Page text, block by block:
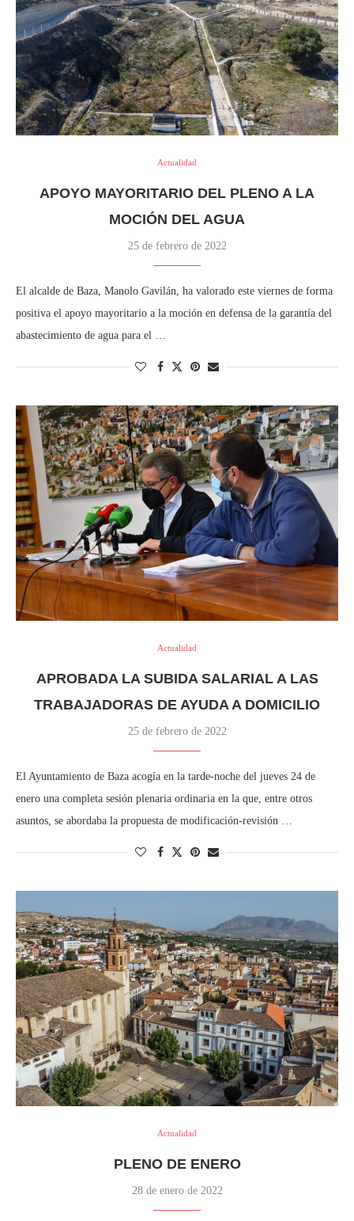
Actualidad
APOYO MAYORITARIO DEL PLENO A LA
MOCIÓN DEL AGUA
25 de febrero de 2022
El alcalde de Baza, Manolo Gavilán, ha valorado este viernes de forma
positiva el apoyo mayoritario a la moción en defensa de la garantía del
abastecimiento de agua para el …
Actualidad
APROBADA LA SUBIDA SALARIAL A LAS
TRABAJADORAS DE AYUDA A DOMICILIO
25 de febrero de 2022
El Ayuntamiento de Baza acogía en la tarde-noche del jueves 24 de
enero una completa sesión plenaria ordinaria en la que, entre otros
asuntos, se abordaba la propuesta de modificación-revisión …
Actualidad
PLENO DE ENERO
28 de enero de 2022